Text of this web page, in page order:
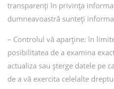
transparenți în privința
dumneavoastră sunteți
– Controlul vă aparține: în
posibilitatea de a examina
actualiza sau șterge datele pe
de a vă exercita celelalte